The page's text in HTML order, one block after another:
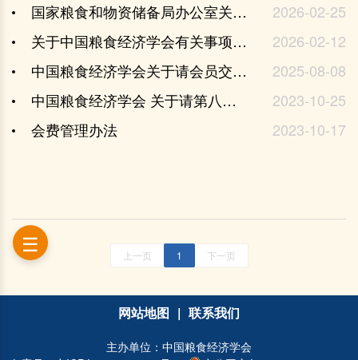
国家粮食和物资储备局办公室关于开展粮仓素材征集工作的通知
2026-02-25
关于中国粮食经济学会有关事项的通知
2026-02-12
中国粮食经济学会关于请会员交纳2025年度会费的函
2025-08-08
中国粮食经济学会 关于请第八届会员交纳会费的函
2023-10-25
会费管理办法
2023-10-17
上一页 1 下一页
网站地图 | 联系我们
主办单位：中国粮食经济学会